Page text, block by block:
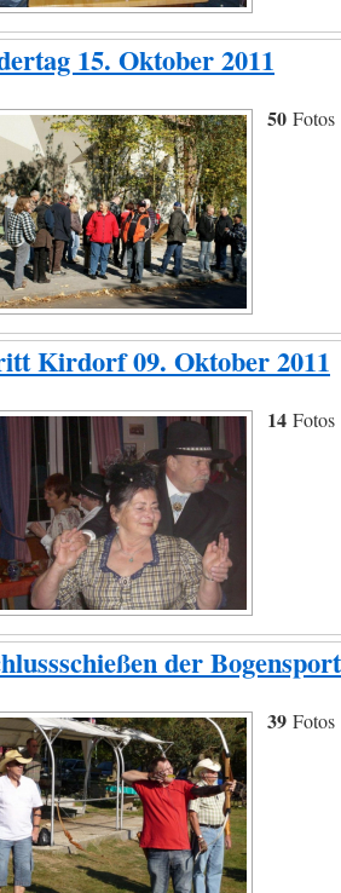
15. Oktober 2011
50 Fotos
Kirdorf 09. Oktober 2011
14 Fotos
der
39 Fotos